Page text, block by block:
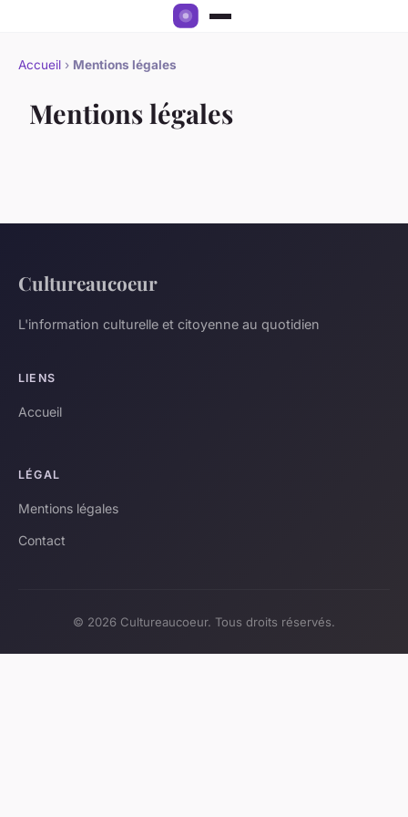
Accueil › Mentions légales
Mentions légales
Cultureaucoeur
L'information culturelle et citoyenne au quotidien
LIENS
Accueil
LÉGAL
Mentions légales
Contact
© 2026 Cultureaucoeur. Tous droits réservés.